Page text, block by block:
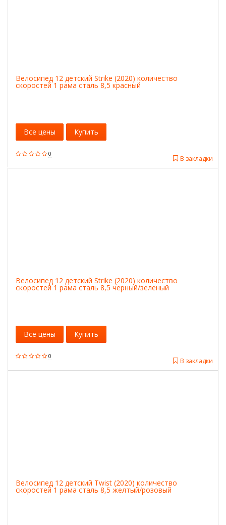
Велосипед 12 детский Strike (2020) количество
скоростей 1 рама сталь 8,5 красный
0
В закладки
Все цены Купить
Велосипед 12 детский Strike (2020) количество
скоростей 1 рама сталь 8,5 черный/зеленый
0
В закладки
Все цены Купить
Велосипед 12 детский Twist (2020) количество
скоростей 1 рама сталь 8,5 желтый/розовый